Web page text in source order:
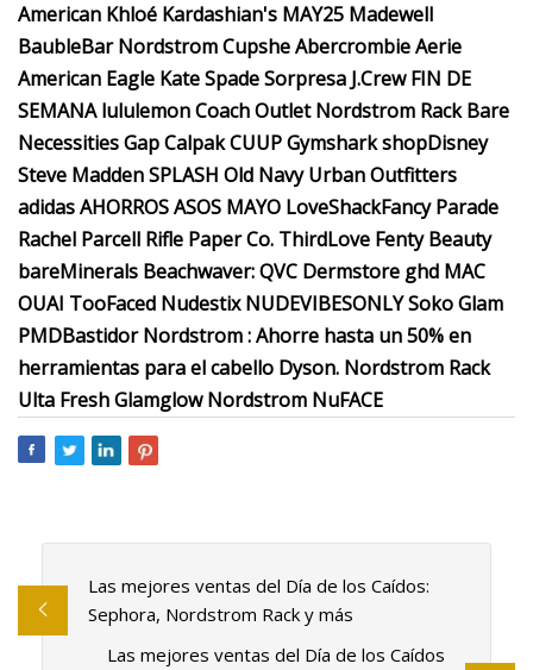
American Khloé Kardashian's MAY25 Madewell
BaubleBar Nordstrom Cupshe Abercrombie Aerie
American Eagle Kate Spade Sorpresa J.Crew FIN DE
SEMANA lululemon Coach Outlet Nordstrom Rack Bare
Necessities Gap Calpak CUUP Gymshark shopDisney
Steve Madden SPLASH Old Navy Urban Outfitters
adidas AHORROS ASOS MAYO LoveShackFancy Parade
Rachel Parcell Rifle Paper Co. ThirdLove Fenty Beauty
bareMinerals Beachwaver: QVC Dermstore ghd MAC
OUAI TooFaced Nudestix NUDEVIBESONLY Soko Glam
PMDBastidor Nordstrom: Ahorre hasta un 50% en
herramientas para el cabello Dyson. Nordstrom Rack
Ulta Fresh Glamglow Nordstrom NuFACE
Las mejores ventas del Día de los Caídos:
Sephora, Nordstrom Rack y más
Las mejores ventas del Día de los Caídos